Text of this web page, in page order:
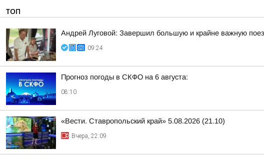
ТОП
Андрей Луговой: Завершил большую и крайне важную
09:24
Прогноз погоды в СКФО на 6 августа:
08:10
«Вести. Ставропольский край» 5.08.2026 (21.10)
Вчера, 22:09